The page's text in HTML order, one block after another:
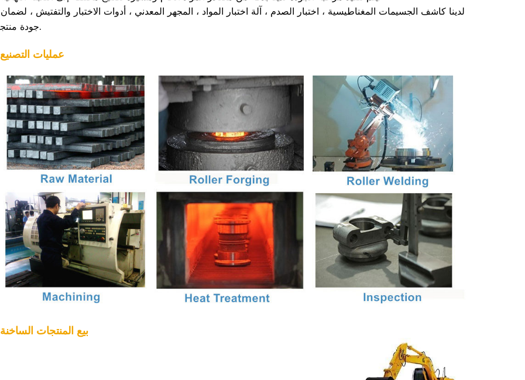
لدينا كاشف الجسيمات المغناطيسية ، اختبار الصدم ، آلة اختبار المواد ، المجهر المعدني ، أدوات الاختبار والتفتيش ، لضمان
جودة منتجاتنا.
4. عمليات التصنيع
5. بيع المنتجات الساخنة